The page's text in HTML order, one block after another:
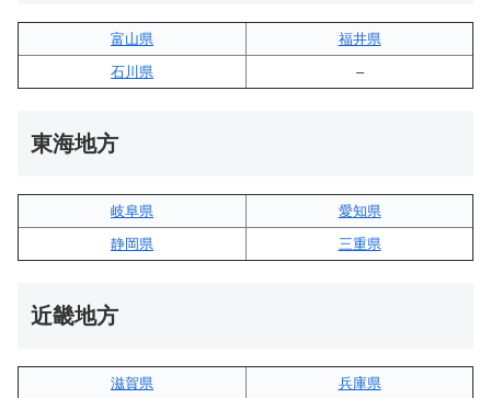
富山県
福井県
石川県
–
東海地方
岐阜県
愛知県
静岡県
三重県
近畿地方
滋賀県
兵庫県